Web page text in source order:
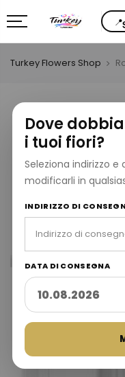
📍
Dove
i tuoi fiori?
Seleziona indirizzo e
modificarli in
INDIRIZZO DI
DATA DI CONSEGNA
Turkey Flowers Shop